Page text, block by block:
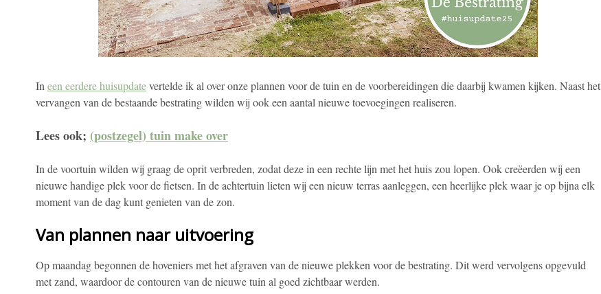
In een eerdere huisupdatevertelde ik al over onze plannen voor de tuin en de voorbereidingen die daarbij kwamen kijken. Naast het
vervangen van de bestaande bestrating wilden wij ook een aantal nieuwe toevoegingen realiseren.
Lees ook; (postzegel) tuin make over
In de voortuin wilden wij graag de oprit verbreden, zodat deze in een rechte lijn met het huis zou lopen. Ook creëerden wij een
nieuwe handige plek voor de fietsen. In de achtertuin lieten wij een nieuw terras aanleggen, een heerlijke plek waar je op bijna elk
moment van de dag kunt genieten van de zon.
Van plannen naar uitvoering
Op maandag begonnen de hoveniers met het afgraven van de nieuwe plekken voor de bestrating. Dit werd vervolgens opgevuld
met zand, waardoor de contouren van de nieuwe tuin al goed zichtbaar werden.